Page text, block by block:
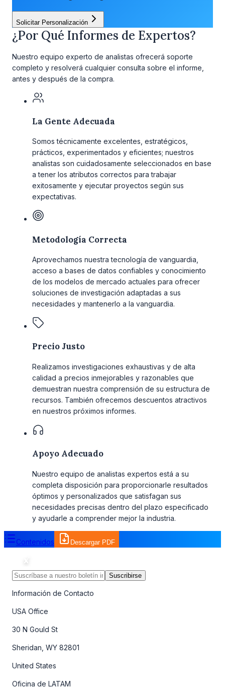
Solicitar Personalización
¿Por Qué Informes de Expertos?
Nuestro equipo experto de analistas ofrecerá soporte
completo y resolverá cualquier consulta sobre el informe,
antes y después de la compra.
La Gente Adecuada
Somos técnicamente excelentes, estratégicos,
prácticos, experimentados y eficientes; nuestros
analistas son cuidadosamente seleccionados en base
a tener los atributos correctos para trabajar
exitosamente y ejecutar proyectos según sus
expectativas.
Metodología Correcta
Aprovechamos nuestra tecnología de vanguardia,
acceso a bases de datos confiables y conocimiento
de los modelos de mercado actuales para ofrecer
soluciones de investigación adaptadas a sus
necesidades y mantenerlo a la vanguardia.
Precio Justo
Realizamos investigaciones exhaustivas y de alta
calidad a precios inmejorables y razonables que
demuestran nuestra comprensión de su estructura de
recursos. También ofrecemos descuentos atractivos
en nuestros próximos informes.
Apoyo Adecuado
Nuestro equipo de analistas expertos está a su
completa disposición para proporcionarle resultados
óptimos y personalizados que satisfagan sus
necesidades precisas dentro del plazo especificado
y ayudarle a comprender mejor la industria.
Contenidos Descargar PDF
Suscribirse
Información de Contacto
USA Office
30 N Gould St
Sheridan, WY 82801
United States
Oficina de LATAM